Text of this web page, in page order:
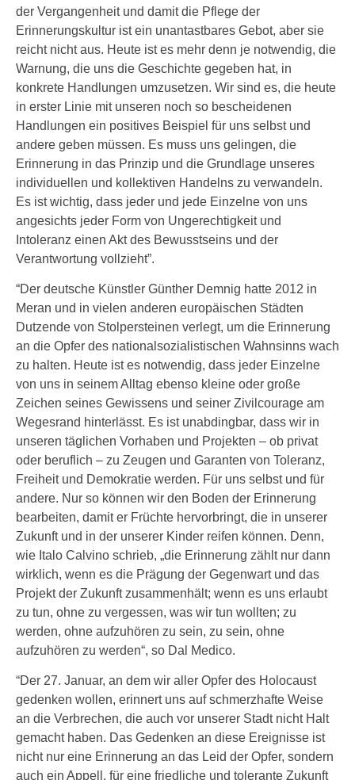
der Vergangenheit und damit die Pflege der
Erinnerungskultur ist ein unantastbares Gebot, aber sie
reicht nicht aus. Heute ist es mehr denn je notwendig, die
Warnung, die uns die Geschichte gegeben hat, in
konkrete Handlungen umzusetzen. Wir sind es, die heute
in erster Linie mit unseren noch so bescheidenen
Handlungen ein positives Beispiel für uns selbst und
andere geben müssen. Es muss uns gelingen, die
Erinnerung in das Prinzip und die Grundlage unseres
individuellen und kollektiven Handelns zu verwandeln.
Es ist wichtig, dass jeder und jede Einzelne von uns
angesichts jeder Form von Ungerechtigkeit und
Intoleranz einen Akt des Bewusstseins und der
Verantwortung vollzieht”.
“Der deutsche Künstler Günther Demnig hatte 2012 in
Meran und in vielen anderen europäischen Städten
Dutzende von Stolpersteinen verlegt, um die Erinnerung
an die Opfer des nationalsozialistischen Wahnsinns wach
zu halten. Heute ist es notwendig, dass jeder Einzelne
von uns in seinem Alltag ebenso kleine oder große
Zeichen seines Gewissens und seiner Zivilcourage am
Wegesrand hinterlässt. Es ist unabdingbar, dass wir in
unseren täglichen Vorhaben und Projekten – ob privat
oder beruflich – zu Zeugen und Garanten von Toleranz,
Freiheit und Demokratie werden. Für uns selbst und für
andere. Nur so können wir den Boden der Erinnerung
bearbeiten, damit er Früchte hervorbringt, die in unserer
Zukunft und in der unserer Kinder reifen können. Denn,
wie Italo Calvino schrieb, „die Erinnerung zählt nur dann
wirklich, wenn es die Prägung der Gegenwart und das
Projekt der Zukunft zusammenhält; wenn es uns erlaubt
zu tun, ohne zu vergessen, was wir tun wollten; zu
werden, ohne aufzuhören zu sein, zu sein, ohne
aufzuhören zu werden“, so Dal Medico.
“Der 27. Januar, an dem wir aller Opfer des Holocaust
gedenken wollen, erinnert uns auf schmerzhafte Weise
an die Verbrechen, die auch vor unserer Stadt nicht Halt
gemacht haben. Das Gedenken an diese Ereignisse ist
nicht nur eine Erinnerung an das Leid der Opfer, sondern
auch ein Appell, für eine friedliche und tolerante Zukunft